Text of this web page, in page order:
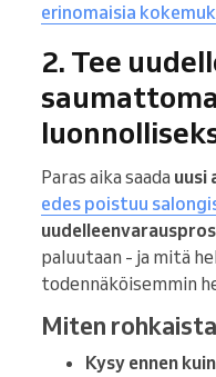
erinomaisia
2. Tee
Paras aika saada uusi
edes poistuu
paluutaan - ja mitä
todennäköisemmin
Miten
Kysy ennen